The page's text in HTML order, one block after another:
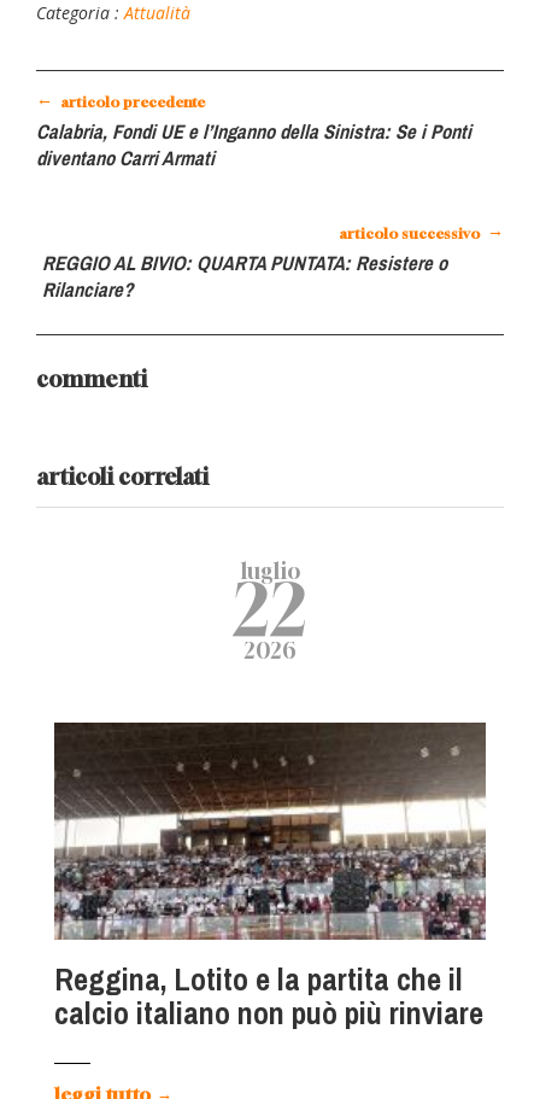
Categoria :Attualità
← articolo precedente
Calabria, Fondi UE e l’Inganno della Sinistra: Se i Ponti
diventano Carri Armati
articolo successivo →
REGGIO AL BIVIO: QUARTA PUNTATA: Resistere o
Rilanciare?
commenti
articoli correlati
luglio
22
2026
Reggina, Lotito e la partita che il
calcio italiano non può più rinviare
leggi tutto →